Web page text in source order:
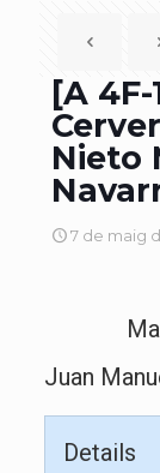
[A
Nieto
7 de maig
Juan
Details